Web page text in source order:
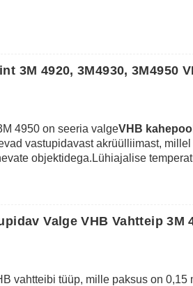
komponentide liimimine, autode
3M 4920, 3M4930, 3M4950
4950 on seeria valgeVHB
vastupidavast akrüülliimast,
objektidega.Lühiajalise
liimi, neetide, kruvide ja
ja uste paigaldamine ning
Valge VHB Vahtteip 3M
vahtteibi tüüp, mille paksus on